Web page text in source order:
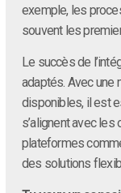
exemple, les
souvent les
Le succès de
adaptés. Avec une
disponibles, il est
s’alignent avec
plateformes
des solutions